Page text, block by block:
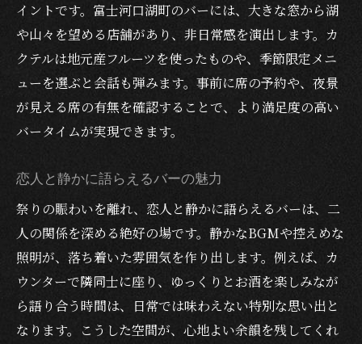
イントです。富士河口湖町のバーには、大きな窓から湖
や山々を望める店舗があり、非日常感を演出します。カ
クテルは地元産フルーツを使ったものや、季節限定メニ
ューを選ぶと会話も弾みます。事前に席の予約や、夜景
が見える席の有無を確認することで、より満足度の高い
バータイムが実現できます。
恋人と静かに語らえるバーの魅力
祭りの賑わいを離れ、恋人と静かに語らえるバーは、二
人の関係を深める絶好の場です。静かなBGMや控えめな
照明が、落ち着いた雰囲気を作り出します。例えば、カ
ウンターで隣同士に座り、ゆっくりとお酒を楽しみなが
ら語り合う時間は、日常では味わえない特別な思い出と
なります。こうした空間が、心地よい余韻を残してくれ